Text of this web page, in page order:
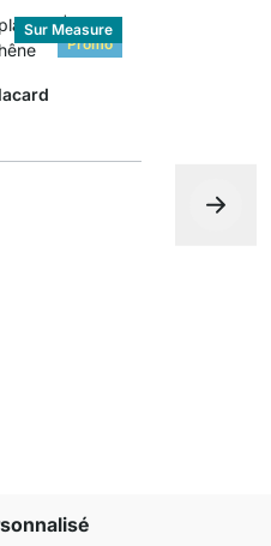
Promo
Sur Measure